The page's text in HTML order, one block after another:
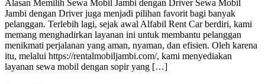
Alasan Memilih Sewa Mobil Jambi dengan Driver Sewa Mobil
Jambi dengan Driver juga menjadi pilihan favorit bagi banyak
pelanggan. Terlebih lagi, sejak awal Alfabil Rent Car berdiri, kami
memang menghadirkan layanan ini untuk membantu pelanggan
menikmati perjalanan yang aman, nyaman, dan efisien. Oleh karena
itu, melalui https://rentalmobiljambi.com/, kami menyediakan
layanan sewa mobil dengan sopir yang […]